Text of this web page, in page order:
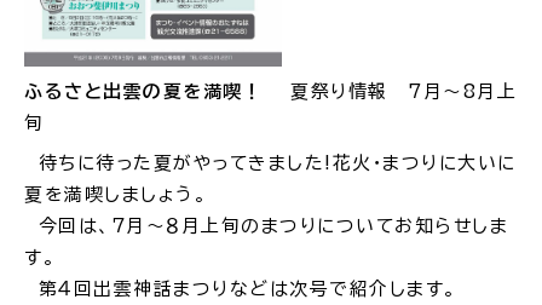
場面から
妊娠・出産
ふるさと出雲の夏を満喫！
夏祭り情報 7月～8月上
旬
待ちに待った夏がやってきました!花火・まつりに大いに
夏を満喫しましょう。
今回は、７月～８月上旬のまつりについてお知らせしま
す。
第４回出雲神話まつりなどは次号で紹介します。